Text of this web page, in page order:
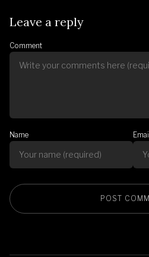
Leave a reply
Comment
Name Email